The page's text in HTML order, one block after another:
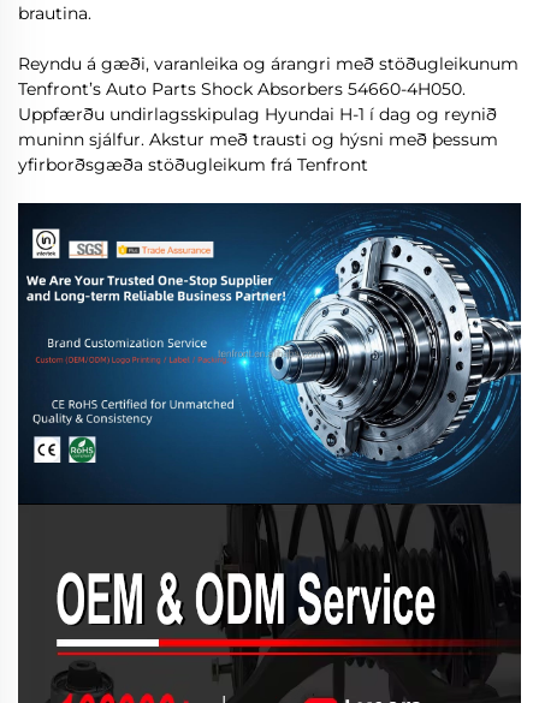
brautina.
Reyndu á gæði, varanleika og árangri með stöðugleikunum
Tenfront’s Auto Parts Shock Absorbers 54660-4H050.
Uppfærðu undirlagsskipulag Hyundai H-1 í dag og reynið
muninn sjálfur. Akstur með trausti og hýsni með þessum
yfirborðsgæða stöðugleikum frá Tenfront